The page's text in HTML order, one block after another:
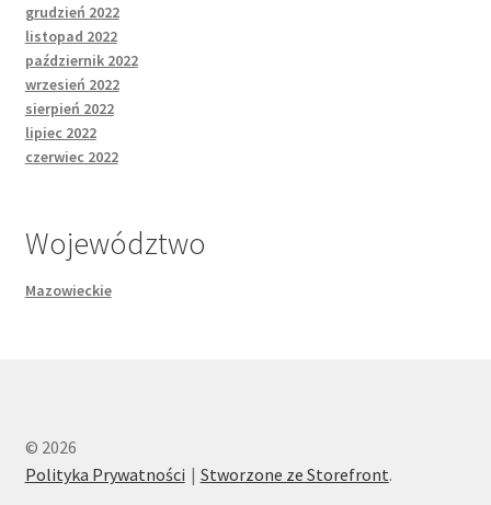
grudzień 2022
listopad 2022
październik 2022
wrzesień 2022
sierpień 2022
lipiec 2022
czerwiec 2022
Województwo
Mazowieckie
© 2026
Polityka Prywatności
Stworzone ze Storefront.